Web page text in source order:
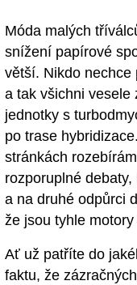
Móda malých
snížení papírové
větší. Nikdo nechce
a tak všichni
jednotky s
po trase
stránkách
rozporuplné
a na druhé odpůrci
že jsou tyhle
Ať už patříte do
faktu, že